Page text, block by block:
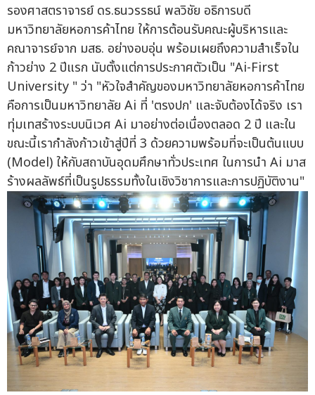
รองศาสตราจารย์ ดร.ธนวรรธน์ พลวิชัย อธิการบดี
มหาวิทยาลัยหอการค้าไทย ให้การต้อนรับคณะผู้บริหารและ
คณาจารย์จาก มสธ. อย่างอบอุ่น พร้อมเผยถึงความสำเร็จใน
ก้าวย่าง 2 ปีแรก นับตั้งแต่การประกาศตัวเป็น "Ai-First
University " ว่า "หัวใจสำคัญของมหาวิทยาลัยหอการค้าไทย
คือการเป็นมหาวิทยาลัย Ai ที่ 'ตรงปก' และจับต้องได้จริง เรา
ทุ่มเทสร้างระบบนิเวศ Ai มาอย่างต่อเนื่องตลอด 2 ปี และใน
ขณะนี้เรากำลังก้าวเข้าสู่ปีที่ 3 ด้วยความพร้อมที่จะเป็นต้นแบบ
(Model) ให้กับสถาบันอุดมศึกษาทั่วประเทศ ในการนำ Ai มาส
ร้างผลลัพธ์ที่เป็นรูปธรรมทั้งในเชิงวิชาการและการปฏิบัติงาน"